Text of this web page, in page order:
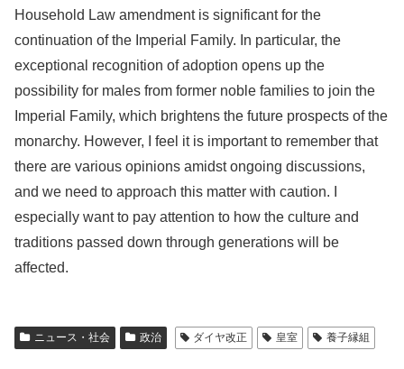
Household Law amendment is significant for the
continuation of the Imperial Family. In particular, the
exceptional recognition of adoption opens up the
possibility for males from former noble families to join the
Imperial Family, which brightens the future prospects of the
monarchy. However, I feel it is important to remember that
there are various opinions amidst ongoing discussions,
and we need to approach this matter with caution. I
especially want to pay attention to how the culture and
traditions passed down through generations will be
affected.
ニュース・社会 政治 ダイヤ改正 皇室 養子縁組